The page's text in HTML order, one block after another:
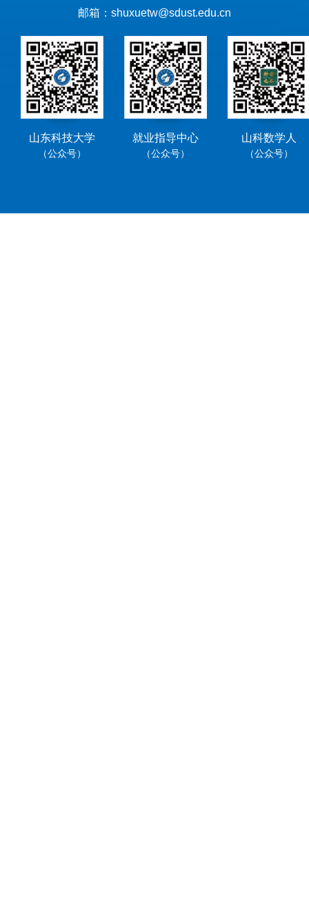
邮箱：shuxuetw@sdust.edu.cn
山东科技大学
（公众号）
就业指导中心
（公众号）
山科数学人
（公众号）